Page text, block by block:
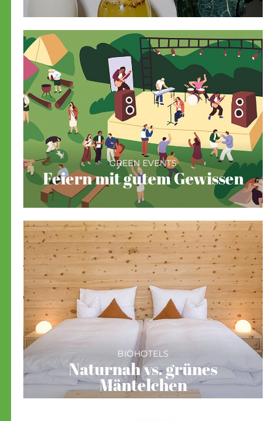
GREEN EVENTS
Feiern mit gutem Gewissen
BIOHOTELS
Naturnah vs. grünes
Mäntelchen